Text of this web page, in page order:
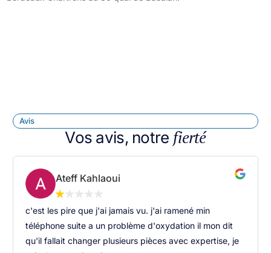
Avis
Vos avis, notre fierté
Ateff Kahlaoui
c'est les pire que j'ai jamais vu. j'ai ramené min
téléphone suite a un problème d'oxydation il mon dit
qu'il fallait changer plusieurs pièces avec expertise, je